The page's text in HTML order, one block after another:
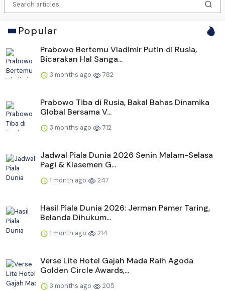
Popular
Prabowo Bertemu Vladimir Putin di Rusia,
Bicarakan Hal Sanga...
3 months ago 782
Prabowo Tiba di Rusia, Bakal Bahas Dinamika
Global Bersama V...
3 months ago 712
Jadwal Piala Dunia 2026 Senin Malam-Selasa
Pagi & Klasemen G...
1 month ago 247
Hasil Piala Dunia 2026: Jerman Pamer Taring,
Belanda Dihukum...
1 month ago 214
Verse Lite Hotel Gajah Mada Raih Agoda
Golden Circle Awards,...
3 months ago 205